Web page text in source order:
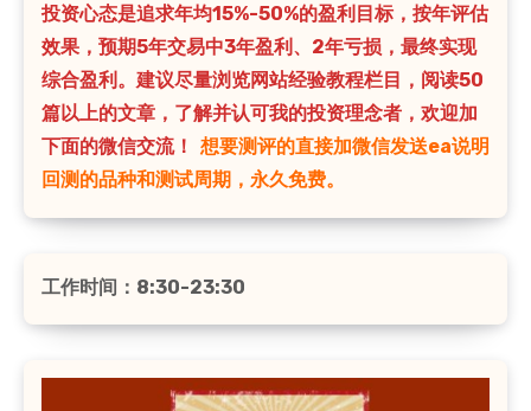
投资心态是追求年均15%-50%的盈利目标，按年评估
效果，预期5年交易中3年盈利、2年亏损，最终实现
综合盈利。建议尽量浏览网站经验教程栏目，阅读50
篇以上的文章，了解并认可我的投资理念者，欢迎加
下面的微信交流！
想要测评的直接加微信发送ea说明
回测的品种和测试周期，永久免费。
工作时间：8:30-23:30